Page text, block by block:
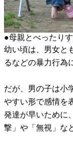
●母親とべったり
幼い頃は、男女と
るなどの暴力行為
だが、男の子は小
やすい形で感情を
発達が早いために
撃」や「無視」な